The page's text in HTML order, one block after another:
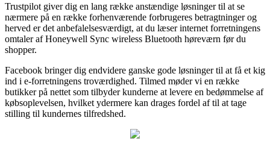
Trustpilot giver dig en lang række anstændige løsninger til at se
nærmere på en række forhenværende forbrugeres betragtninger og
herved er det anbefalelsesværdigt, at du læser internet forretningens
omtaler af Honeywell Sync wireless Bluetooth høreværn før du
shopper.
Facebook bringer dig endvidere ganske gode løsninger til at få et kig
ind i e-forretningens troværdighed. Tilmed møder vi en række
butikker på nettet som tilbyder kunderne at levere en bedømmelse af
købsoplevelsen, hvilket ydermere kan drages fordel af til at tage
stilling til kundernes tilfredshed.